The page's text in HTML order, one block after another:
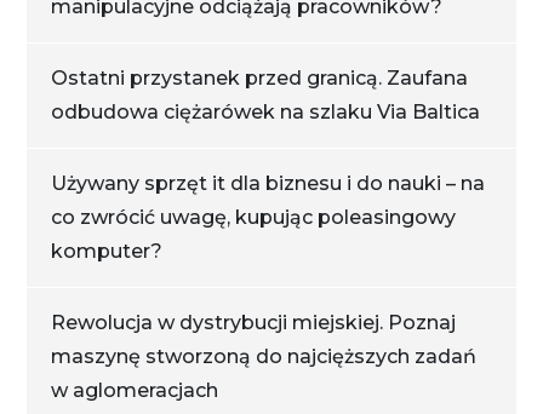
manipulacyjne odciążają pracowników?
Ostatni przystanek przed granicą. Zaufana
odbudowa ciężarówek na szlaku Via Baltica
Używany sprzęt it dla biznesu i do nauki – na
co zwrócić uwagę, kupując poleasingowy
komputer?
Rewolucja w dystrybucji miejskiej. Poznaj
maszynę stworzoną do najcięższych zadań
w aglomeracjach